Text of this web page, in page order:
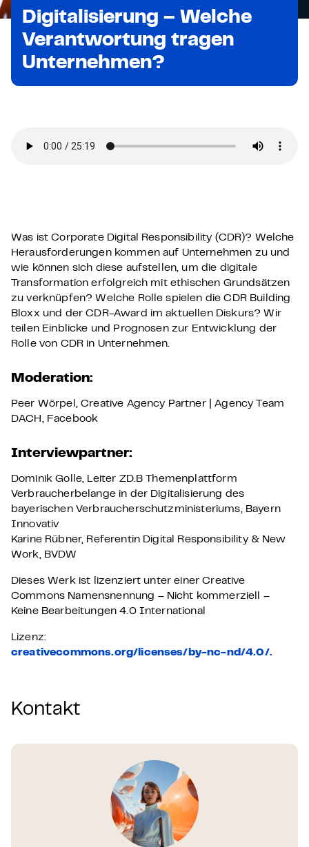
Digitalisierung – Welche
Verantwortung tragen
Unternehmen?
Was ist Corporate Digital Responsibility (CDR)? Welche
Herausforderungen kommen auf Unternehmen zu und
wie können sich diese aufstellen, um die digitale
Transformation erfolgreich mit ethischen Grundsätzen
zu verknüpfen? Welche Rolle spielen die CDR Building
Bloxx und der CDR-Award im aktuellen Diskurs? Wir
teilen Einblicke und Prognosen zur Entwicklung der
Rolle von CDR in Unternehmen.
Moderation:
Peer Wörpel, Creative Agency Partner | Agency Team
DACH, Facebook
Interviewpartner:
Dominik Golle, Leiter ZD.B Themenplattform
Verbraucherbelange in der Digitalisierung des
bayerischen Verbraucherschutzministeriums, Bayern
Innovativ
Karine Rübner, Referentin Digital Responsibility & New
Work, BVDW
Dieses Werk ist lizenziert unter einer Creative
Commons Namensnennung – Nicht kommerziell –
Keine Bearbeitungen 4.0 International
Lizenz:
creativecommons.org/licenses/by-nc-nd/4.0/.
Kontakt